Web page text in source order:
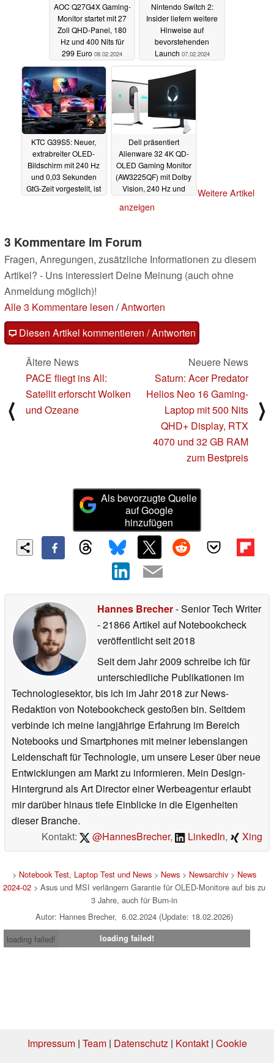
AOC Q27G4X Gaming-
Monitor startet mit 27
Zoll QHD-Panel, 180
Hz und 400 Nits für
299 Euro 08.02.2024
Nintendo Switch 2:
Insider liefern weitere
Hinweise auf
bevorstehenden
Launch 07.02.2024
KTC G39S5: Neuer,
extrabreiter OLED-
Bildschirm mit 240 Hz
und 0,03 Sekunden
GtG-Zeit vorgestellt, ist
Dell präsentiert
Alienware 32 4K QD-
OLED Gaming Monitor
(AW3225QF) mit Dolby
Vision, 240 Hz und
Weitere Artikel
anzeigen
3 Kommentare im Forum
Fragen, Anregungen, zusätzliche Informationen zu diesem
Artikel? - Uns interessiert Deine Meinung (auch ohne
Anmeldung möglich)!
Alle 3 Kommentare lesen /Antworten
Diesen Artikel kommentieren / Antworten
⟨
Ältere News
PACE fliegt ins All:
Satellit erforscht Wolken
und Ozeane
Neuere News
Saturn: Acer Predator
Helios Neo 16 Gaming-
Laptop mit 500 Nits
QHD+ Display, RTX
4070 und 32 GB RAM
zum Bestpreis
⟩
Als bevorzugte Quelle
auf Google
hinzufügen
Hannes Brecher- Senior Tech Writer
- 21866 Artikel auf Notebookcheck
veröffentlichtseit 2018
Seit dem Jahr 2009 schreibe ich für
unterschiedliche Publikationen im
Technologiesektor, bis ich im Jahr 2018 zur News-
Redaktion von Notebookcheck gestoßen bin. Seitdem
verbinde ich meine langjährige Erfahrung im Bereich
Notebooks und Smartphones mit meiner lebenslangen
Leidenschaft für Technologie, um unsere Leser über neue
Entwicklungen am Markt zu informieren. Mein Design-
Hintergrund als Art Director einer Werbeagentur erlaubt
mir darüber hinaus tiefe Einblicke in die Eigenheiten
dieser Branche.
Kontakt:
@HannesBrecher, LinkedIn, Xing
> Notebook Test, Laptop Test und News> News> Newsarchiv> News
2024-02> Asus und MSI verlängern Garantie für OLED-Monitore auf bis zu
3 Jahre, auch für Burn-in
Autor: Hannes Brecher, 6.02.2024 (Update: 18.02.2026)
loading failed!
loading failed!
Impressum| Team| Datenschutz| Kontakt| Cookie